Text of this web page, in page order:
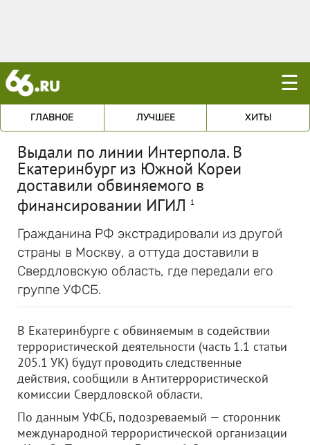
☰
ГЛАВНОЕ ЛУЧШЕЕ ХИТЫ
Выдали по линии Интерпола. В
Екатеринбург из Южной Кореи
доставили обвиняемого в
финансировании ИГИЛ
1
Гражданина РФ экстрадировали из другой
страны в Москву, а оттуда доставили в
Свердловскую область, где передали его
группе УФСБ.
В Екатеринбурге с обвиняемым в содействии
террористической деятельности (часть 1.1 статьи
205.1 УК) будут проводить следственные
действия, сообщили в Антитеррористической
комиссии Свердловской области.
По данным УФСБ, подозреваемый — сторонник
международной террористической организации